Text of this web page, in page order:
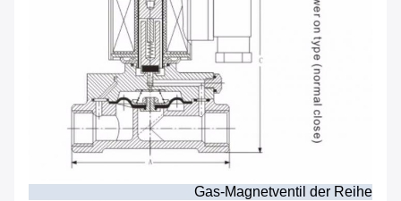
Gas-Magnetventil der Reihe 2T